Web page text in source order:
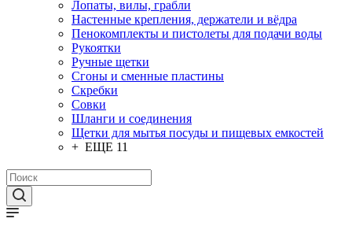
Лопаты, вилы, грабли
Настенные крепления, держатели и вёдра
Пенокомплекты и пистолеты для подачи воды
Рукоятки
Ручные щетки
Сгоны и сменные пластины
Скребки
Совки
Шланги и соединения
Щетки для мытья посуды и пищевых емкостей
+ ЕЩЕ 11